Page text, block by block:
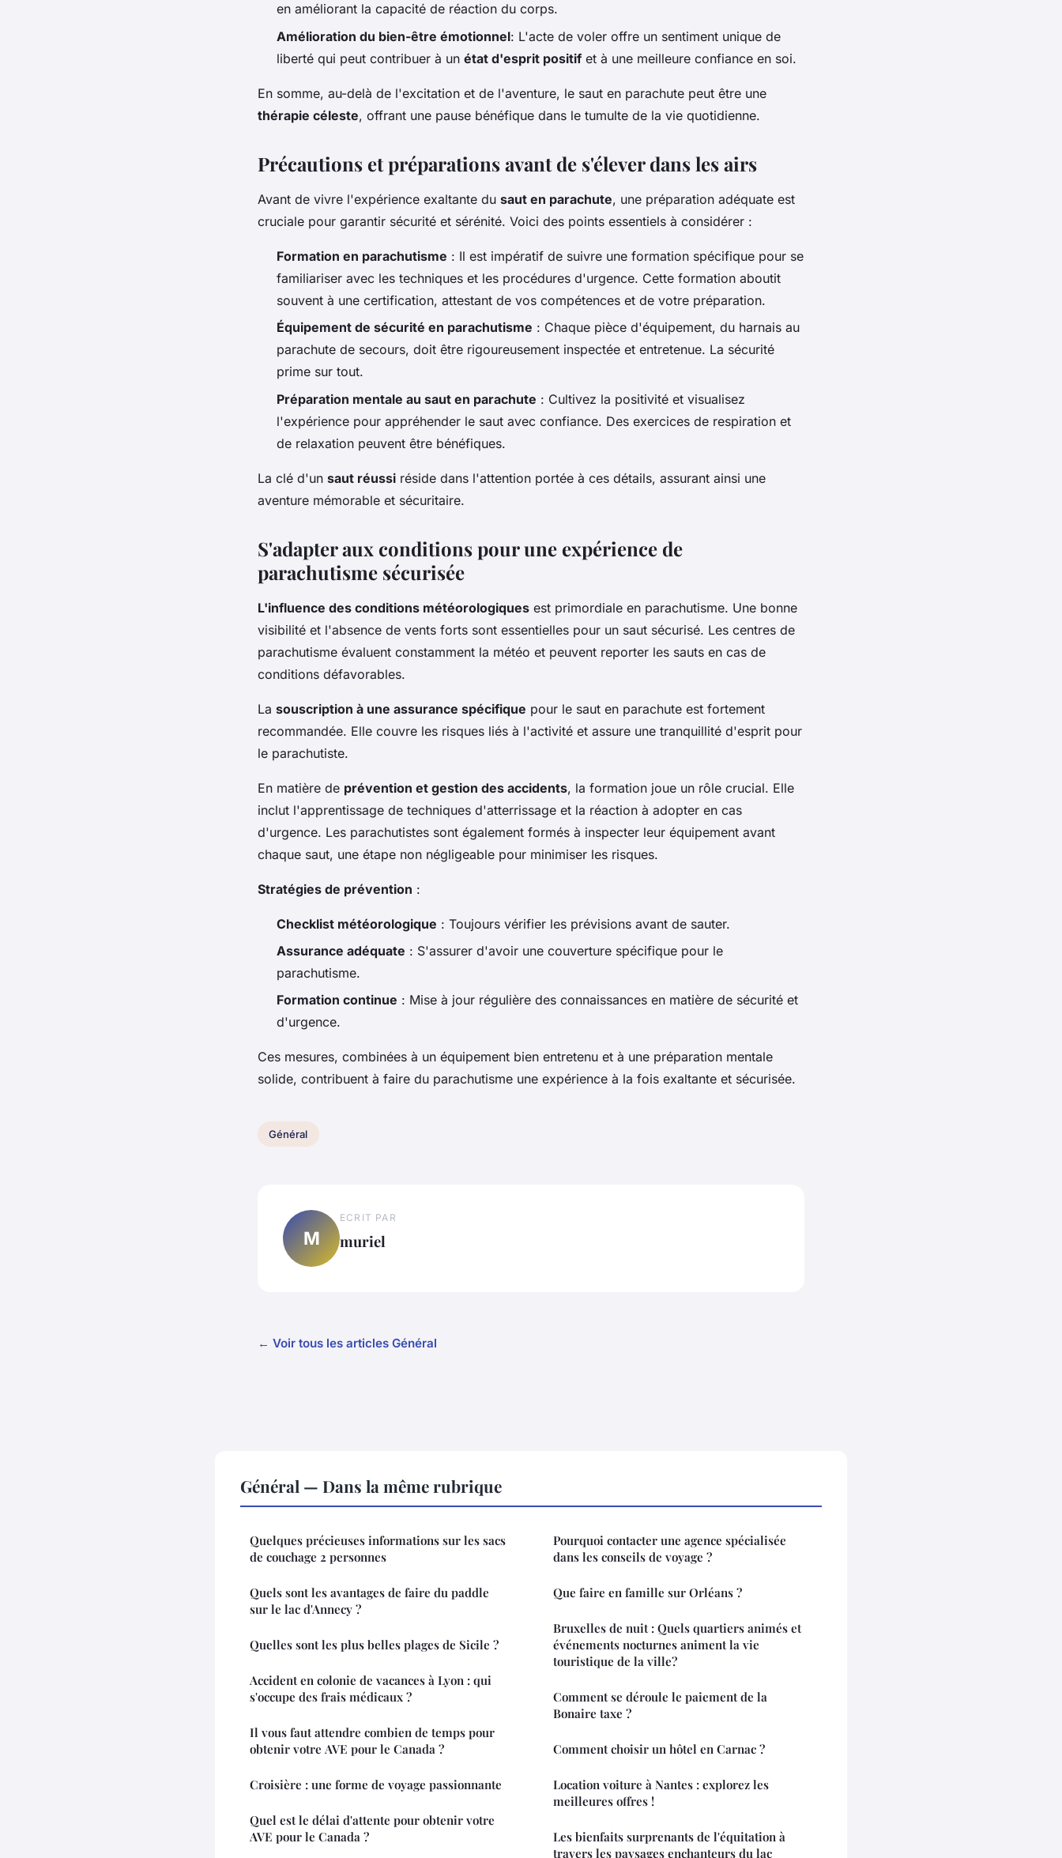
en améliorant la capacité de réaction du corps.
Amélioration du bien-être émotionnel: L'acte de voler offre un sentiment unique de
liberté qui peut contribuer à un état d'esprit positif et à une meilleure confiance en soi.
En somme, au-delà de l'excitation et de l'aventure, le saut en parachute peut être une
thérapie céleste, offrant une pause bénéfique dans le tumulte de la vie quotidienne.
Précautions et préparations avant de s'élever dans les airs
Avant de vivre l'expérience exaltante du saut en parachute, une préparation adéquate est
cruciale pour garantir sécurité et sérénité. Voici des points essentiels à considérer :
Formation en parachutisme : Il est impératif de suivre une formation spécifique pour se
familiariser avec les techniques et les procédures d'urgence. Cette formation aboutit
souvent à une certification, attestant de vos compétences et de votre préparation.
Équipement de sécurité en parachutisme : Chaque pièce d'équipement, du harnais au
parachute de secours, doit être rigoureusement inspectée et entretenue. La sécurité
prime sur tout.
Préparation mentale au saut en parachute : Cultivez la positivité et visualisez
l'expérience pour appréhender le saut avec confiance. Des exercices de respiration et
de relaxation peuvent être bénéfiques.
La clé d'un saut réussi réside dans l'attention portée à ces détails, assurant ainsi une
aventure mémorable et sécuritaire.
S'adapter aux conditions pour une expérience de
parachutisme sécurisée
L'influence des conditions météorologiques est primordiale en parachutisme. Une bonne
visibilité et l'absence de vents forts sont essentielles pour un saut sécurisé. Les centres de
parachutisme évaluent constamment la météo et peuvent reporter les sauts en cas de
conditions défavorables.
La souscription à une assurance spécifique pour le saut en parachute est fortement
recommandée. Elle couvre les risques liés à l'activité et assure une tranquillité d'esprit pour
le parachutiste.
En matière de prévention et gestion des accidents, la formation joue un rôle crucial. Elle
inclut l'apprentissage de techniques d'atterrissage et la réaction à adopter en cas
d'urgence. Les parachutistes sont également formés à inspecter leur équipement avant
chaque saut, une étape non négligeable pour minimiser les risques.
Stratégies de prévention :
Checklist météorologique : Toujours vérifier les prévisions avant de sauter.
Assurance adéquate : S'assurer d'avoir une couverture spécifique pour le
parachutisme.
Formation continue : Mise à jour régulière des connaissances en matière de sécurité et
d'urgence.
Ces mesures, combinées à un équipement bien entretenu et à une préparation mentale
solide, contribuent à faire du parachutisme une expérience à la fois exaltante et sécurisée.
Général
M
ECRIT PAR
muriel
← Voir tous les articles Général
Général — Dans la même rubrique
Quelques précieuses informations sur les sacs
de couchage 2 personnes
Quels sont les avantages de faire du paddle
sur le lac d'Annecy ?
Quelles sont les plus belles plages de Sicile ?
Accident en colonie de vacances à Lyon : qui
s'occupe des frais médicaux ?
Il vous faut attendre combien de temps pour
obtenir votre AVE pour le Canada ?
Croisière : une forme de voyage passionnante
Quel est le délai d'attente pour obtenir votre
AVE pour le Canada ?
Pourquoi contacter une agence spécialisée
dans les conseils de voyage ?
Que faire en famille sur Orléans ?
Bruxelles de nuit : Quels quartiers animés et
événements nocturnes animent la vie
touristique de la ville?
Comment se déroule le paiement de la
Bonaire taxe ?
Comment choisir un hôtel en Carnac ?
Location voiture à Nantes : explorez les
meilleures offres !
Les bienfaits surprenants de l'équitation à
travers les paysages enchanteurs du lac